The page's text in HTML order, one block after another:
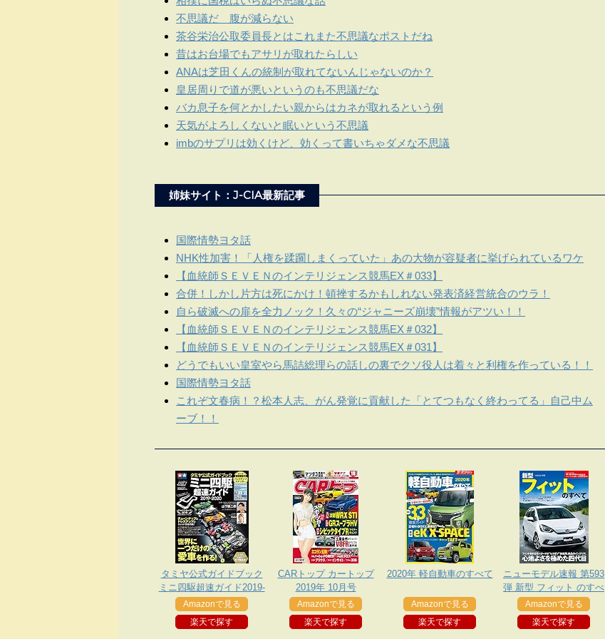
不思議だ 腹が減らない
茶谷栄治公取委員長とはこれまた不思議なポストだね
昔はお台場でもアサリが取れたらしい
ANAは芝田くんの統制が取れてないんじゃないのか？
皇居周りで道が悪いというのも不思議だな
バカ息子を何とかしたい親からはカネが取れるという例
天気がよろしくないと眠いという不思議
imbのサプリは効くけど、効くって書いちゃダメな不思議
姉妹サイト：J-CIA最新記事
国際情勢ヨタ話
NHK性加害！「人権を蹂躙しまくっていた」あの大物が容疑者に挙げられているワケ
【血統師ＳＥＶＥＮのインテリジェンス競馬EX＃033】
合併！しかし片方は死にかけ！頓挫するかもしれない発表済経営統合のウラ！
自ら破滅への扉を全力ノック！久々の“ジャニーズ崩壊”情報がアツい！！
【血統師ＳＥＶＥＮのインテリジェンス競馬EX＃032】
【血統師ＳＥＶＥＮのインテリジェンス競馬EX＃031】
どうでもいい皇室やら馬詰総理らの話しの裏でクソ役人は着々と利権を作っている！！
国際情勢ヨタ話
これぞ文春病！？松本人志、がん発覚に貢献した「とてつもなく終わってる」自己中ム
ーブ！！
タミヤ公式ガイドブック
ミニ四駆超速ガイド2019-
2020
Amazonで見る
楽天で探す
CARトップ カートップ
2019年 10月号
Amazonで見る
楽天で探す
2020年 軽自動車のすべて
Amazonで見る
楽天で探す
ニューモデル速報 第593
弾 新型 フィット のすべ
て
Amazonで見る
楽天で探す